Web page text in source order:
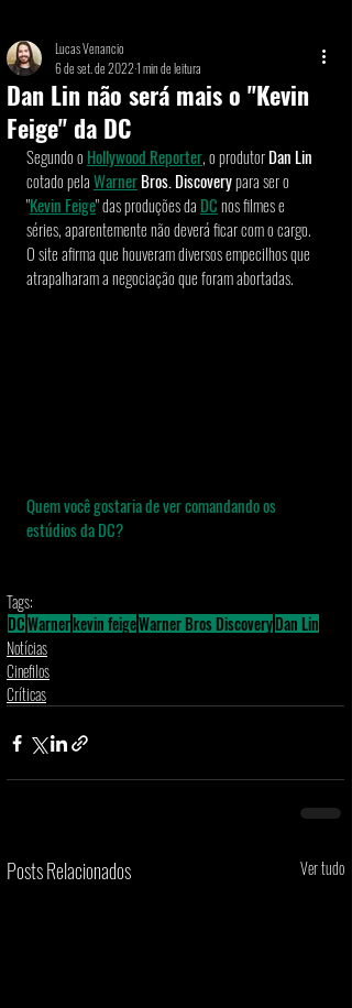
Dan Lin não será mais o "Kevin
Feige" da DC
Lucas Venancio
6 de set. de 20221 min de leitura
Segundo o Hollywood Reporter, o produtor Dan Lin
cotado pela Warner Bros. Discovery para ser o
"Kevin Feige" das produções da DC nos filmes e
séries, aparentemente não deverá ficar com o cargo.
O site afirma que houveram diversos empecilhos que
atrapalharam a negociação que foram abortadas.
Quem você gostaria de ver comandando os
estúdios da DC?
Tags:
DCWarnerkevin feigeWarner Bros DiscoveryDan Lin
Notícias
Cinefilos
Críticas
Posts Relacionados Ver tudo